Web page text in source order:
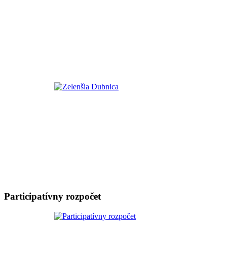
Participatívny rozpočet